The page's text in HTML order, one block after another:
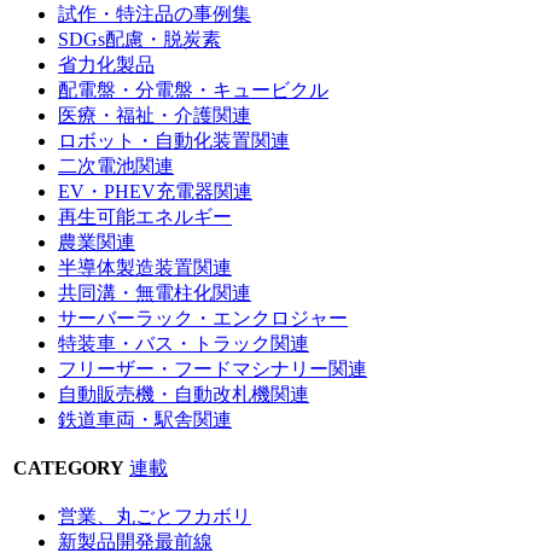
試作・特注品の事例集
SDGs配慮・脱炭素
省力化製品
配電盤・分電盤・キュービクル
医療・福祉・介護関連
ロボット・自動化装置関連
二次電池関連
EV・PHEV充電器関連
再生可能エネルギー
農業関連
半導体製造装置関連
共同溝・無電柱化関連
サーバーラック・エンクロジャー
特装車・バス・トラック関連
フリーザー・フードマシナリー関連
自動販売機・自動改札機関連
鉄道車両・駅舎関連
CATEGORY 連載
営業、丸ごとフカボリ
新製品開発最前線